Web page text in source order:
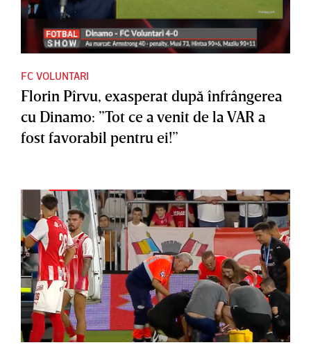
FC VOLUNTARI
Florin Pîrvu, exasperat după înfrângerea
cu Dinamo: ”Tot ce a venit de la VAR a
fost favorabil pentru ei!”